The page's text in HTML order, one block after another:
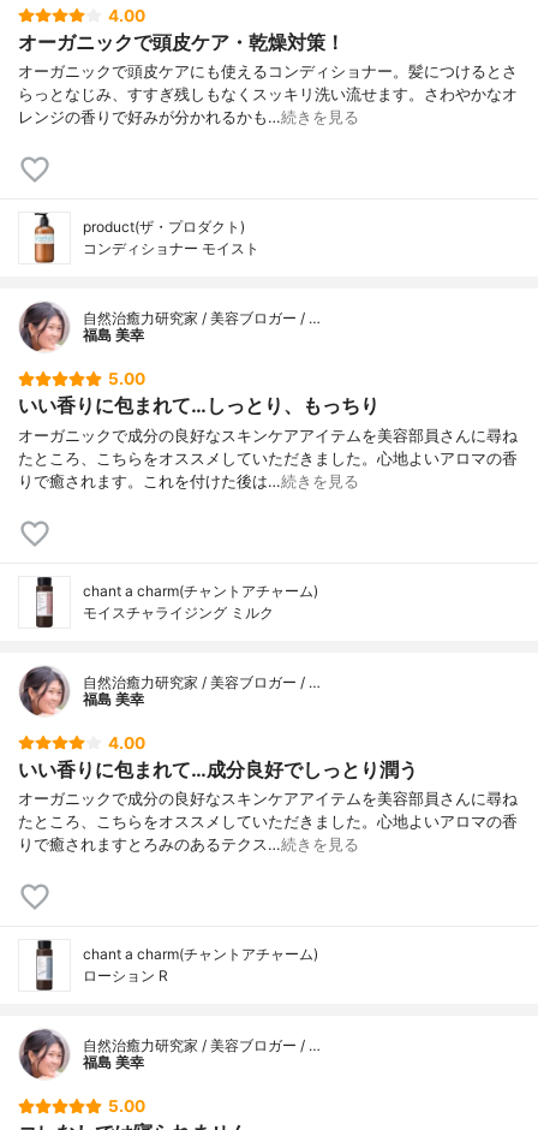
4.00
オーガニックで頭皮ケア・乾燥対策！
オーガニックで頭皮ケアにも使えるコンディショナー。髪につけるとさ
らっとなじみ、すすぎ残しもなくスッキリ洗い流せます。さわやかなオ
レンジの香りで好みが分かれるかも…続きを見る
product(ザ・プロダクト)
コンディショナー モイスト
自然治癒力研究家 / 美容ブロガー / …
福島 美幸
5.00
いい香りに包まれて…しっとり、もっちり
オーガニックで成分の良好なスキンケアアイテムを美容部員さんに尋ね
たところ、こちらをオススメしていただきました。心地よいアロマの香
りで癒されます。これを付けた後は…続きを見る
chant a charm(チャントアチャーム)
モイスチャライジング ミルク
自然治癒力研究家 / 美容ブロガー / …
福島 美幸
4.00
いい香りに包まれて…成分良好でしっとり潤う
オーガニックで成分の良好なスキンケアアイテムを美容部員さんに尋ね
たところ、こちらをオススメしていただきました。心地よいアロマの香
りで癒されますとろみのあるテクス…続きを見る
chant a charm(チャントアチャーム)
ローション R
自然治癒力研究家 / 美容ブロガー / …
福島 美幸
5.00